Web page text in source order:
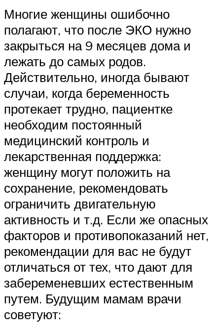
Многие женщины ошибочно
полагают, что после ЭКО нужно
закрыться на 9 месяцев дома и
лежать до самых родов.
Действительно, иногда бывают
случаи, когда беременность
протекает трудно, пациентке
необходим постоянный
медицинский контроль и
лекарственная поддержка:
женщину могут положить на
сохранение, рекомендовать
ограничить двигательную
активность и т.д. Если же опасных
факторов и противопоказаний нет,
рекомендации для вас не будут
отличаться от тех, что дают для
забеременевших естественным
путем. Будущим мамам врачи
советуют: